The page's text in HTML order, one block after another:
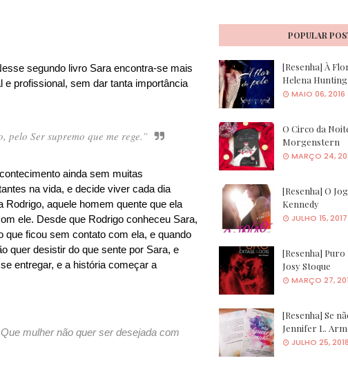
segundo livro Sara encontra-se mais
profissional, sem dar tanta importância
pelo Ser supremo que me rege.”
ainda sem muitas
na vida, e decide viver cada dia
aquele homem quente que ela
ele. Desde que Rodrigo conheceu Sara,
que ficou sem contato com ela, e quando
quer desistir do que sente por Sara, e
entregar, e a história começar a
mulher não quer ser desejada com
POPULAR
[Resenha] À
Helena Hunting
MAIO 06, 2016
O Circo da
Morgenstern
MARÇO 24,
[Resenha] O
Kennedy
JULHO 15, 2017
[Resenha]
Josy Stoque
MARÇO 27,
[Resenha] Se
Jennifer L.
JULHO 25, 2018